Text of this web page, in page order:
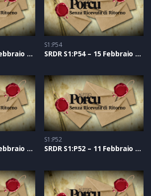
SRDR S1:P55 – 16 Febbraio 2021
S1:P54
SRDR S1:P54 – 15 Febbraio 2021
SRDR S1:P53 – 12 Febbraio 2021
S1:P52
SRDR S1:P52 – 11 Febbraio 2021